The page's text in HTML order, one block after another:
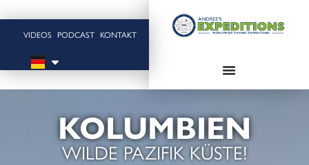
VIDEOS PODCAST KONTAKT
KOLUMBIEN
WILDE PAZIFIK KÜSTE!